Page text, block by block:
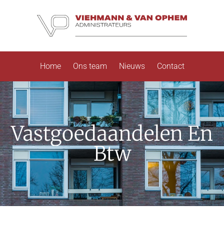
Home Ons team Nieuws Contact
Vastgoedaandelen En
Btw